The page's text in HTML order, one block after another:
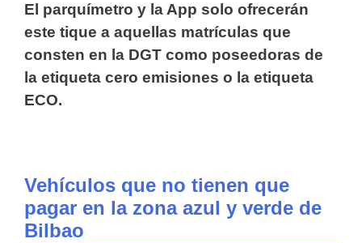
El parquímetro y la App solo ofrecerán
este tique a aquellas matrículas que
consten en la DGT como poseedoras de
la etiqueta cero emisiones o la etiqueta
ECO.
Vehículos que no tienen que
pagar en la zona azul y verde de
Bilbao